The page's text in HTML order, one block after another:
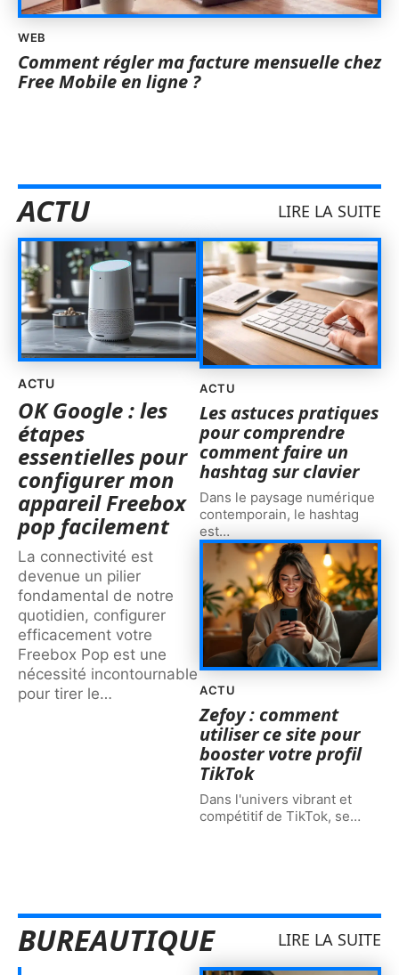
WEB
Comment régler ma facture mensuelle chez
Free Mobile en ligne ?
ACTU LIRE LA SUITE
ACTU
OK Google : les
étapes
essentielles pour
configurer mon
appareil Freebox
pop facilement
La connectivité est
devenue un pilier
fondamental de notre
quotidien, configurer
efficacement votre
Freebox Pop est une
nécessité incontournable
pour tirer le…
ACTU
Les astuces pratiques
pour comprendre
comment faire un
hashtag sur clavier
Dans le paysage numérique
contemporain, le hashtag
est…
ACTU
Zefoy : comment
utiliser ce site pour
booster votre profil
TikTok
Dans l'univers vibrant et
compétitif de TikTok, se…
BUREAUTIQUE LIRE LA SUITE